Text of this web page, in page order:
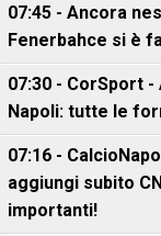
07:45 - Ancora
Fenerbahce si è
07:30 - CorSport
Napoli: tutte le
07:16 -
aggiungi subito
importanti!